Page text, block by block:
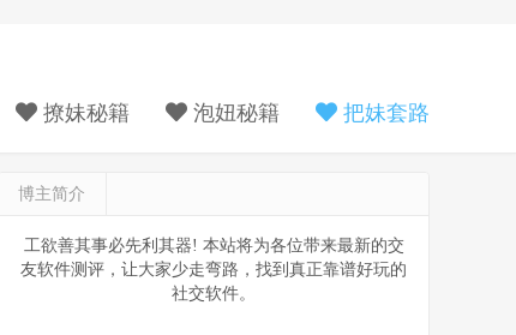
撩妹秘籍 泡妞秘籍 把妹套路
博主简介
工欲善其事必先利其器! 本站将为各位带来最新的交
友软件测评，让大家少走弯路，找到真正靠谱好玩的
社交软件。